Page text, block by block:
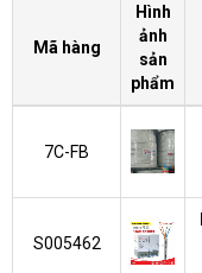
Mã hàng
Hình
ảnh
sản
phẩm
7C-FB
S005462